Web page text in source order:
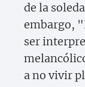
de la
embargo,
ser
a no vivir